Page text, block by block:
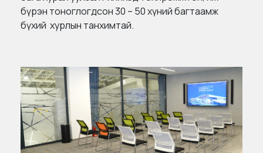
бүрэн тоноглогдсон 30 – 50 хүний багтаамж
бүхий хурлын танхимтай.